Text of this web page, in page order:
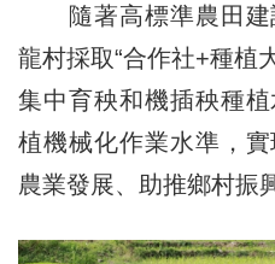
隨著高標準農田建
龍村採取“合作社+種植
集中育秧和機插秧種
植機械化作業水準，
農業發展、助推鄉村振